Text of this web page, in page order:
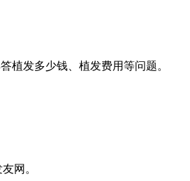
植发多少钱、植发费用等问题。
网。